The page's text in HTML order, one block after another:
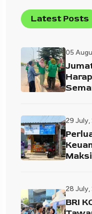
Latest Posts
05
29 July,
28 July,
BRI